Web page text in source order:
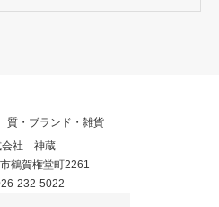
・ブランド・雑貨
会社 神蔵
鶴賀権堂町2261
232-5022